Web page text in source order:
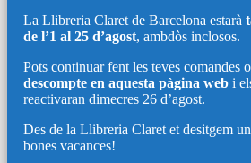
La Llibreria Claret de Barcelona estarà
de l’1 al 25 d’agost, ambdòs inclosos.
Pots continuar fent les teves comandes
descompte en aquesta pàgina web i
reactivaran dimecres 26 d’agost.
Des de la Llibreria Claret et desitgem
bones vacances!